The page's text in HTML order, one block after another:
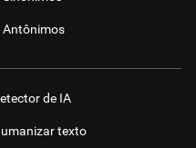
Antônimos
de IA
texto